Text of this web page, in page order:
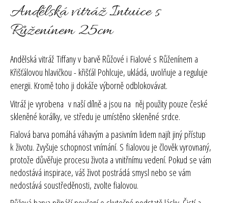
produktu
je
5,0
hvězdiček.
Andělská vitráž Intuice s
Růženínem 25cm
Andělská vitráž Tiffany v barvě Růžové i Fialové s Růženínem a
Křišťálovou hlavičkou - křišťál Pohlcuje, ukládá, uvolňuje a reguluje
energii. Kromě toho ji dokáže výborně odblokovávat.
Vitráž je vyrobena v naší dílně a jsou na něj použity pouze české
skleněné korálky, ve středu je umístěno skleněné srdce.
Fialová barva pomáhá váhavým a pasivním lidem najít jiný přístup
k životu. Zvyšuje schopnost vnímání. S fialovou je člověk vyrovnaný,
protože důvěřuje procesu života a vnitřnímu vedení. Pokud se vám
nedostává inspirace, váš život postrádá smysl nebo se vám
nedostává soustředěnosti, zvolte fialovou.